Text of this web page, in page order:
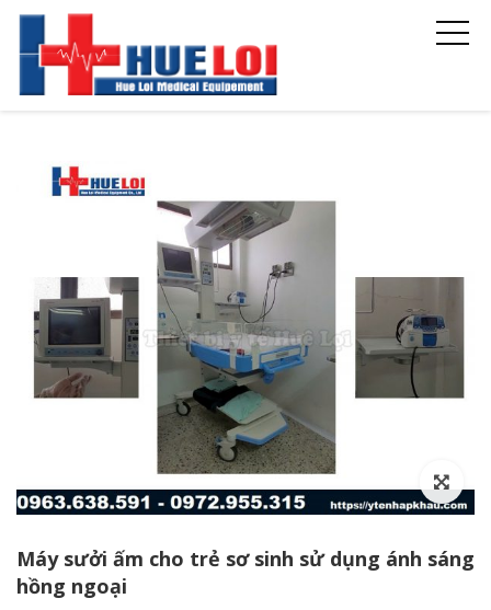
Máy sưởi ấm cho trẻ sơ sinh sử dụng ánh sáng
hồng ngoại